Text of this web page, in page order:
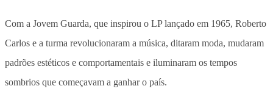
Com a Jovem Guarda, que inspirou o LP lançado em 1965, Roberto
Carlos e a turma revolucionaram a música, ditaram moda, mudaram
padrões estéticos e comportamentais e iluminaram os tempos
sombrios que começavam a ganhar o país.